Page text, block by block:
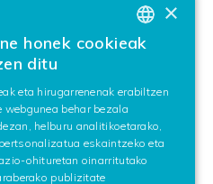
Parkea,
BASQUE
×
honek cookieak
ditu
eta hirugarrenenak erabiltzen
webgunea behar bezala
helburu analitikoetarako,
eskaintzeko eta
ohituretan oinarritutako
publizitate